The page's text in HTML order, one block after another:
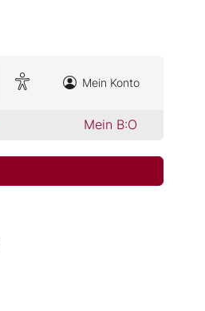
Mein Konto
Mein B:O